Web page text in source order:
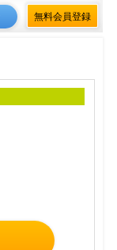
無料会員登録